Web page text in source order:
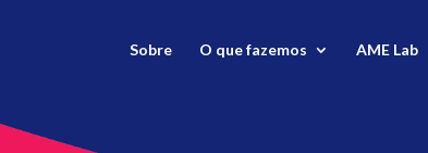
Sobre O que fazemos AME Lab